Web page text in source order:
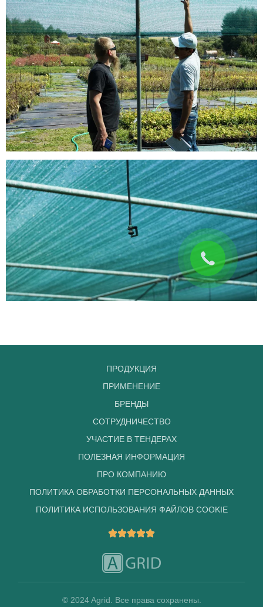
ПРОДУКЦИЯ
ПРИМЕНЕНИЕ
БРЕНДЫ
СОТРУДНИЧЕСТВО
УЧАСТИЕ В ТЕНДЕРАХ
ПОЛЕЗНАЯ ИНФОРМАЦИЯ
ПРО КОМПАНИЮ
ПОЛИТИКА ОБРАБОТКИ ПЕРСОНАЛЬНЫХ ДАННЫХ
ПОЛИТИКА ИСПОЛЬЗОВАНИЯ ФАЙЛОВ COOKIE
© 2024 Agrid. Все права сохранены.